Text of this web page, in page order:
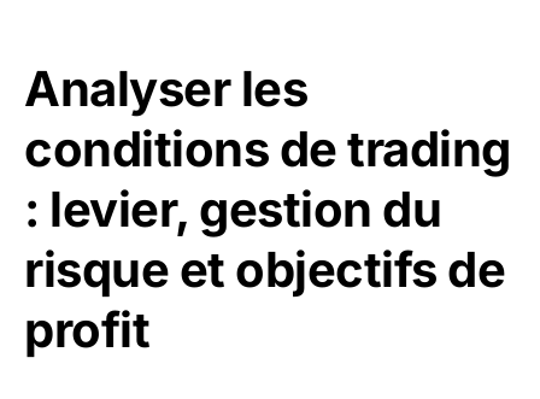
Analyser les
conditions de trading
: levier, gestion du
risque et objectifs de
profit